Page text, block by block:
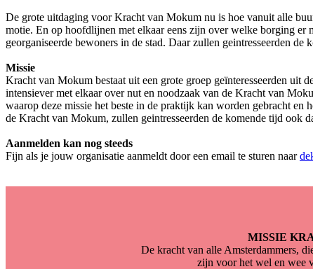
De grote uitdaging voor Kracht van Mokum nu is hoe vanuit alle
motie. En op hoofdlijnen met elkaar eens zijn over welke borging
georganiseerde bewoners in de stad. Daar zullen geintresseerden
Missie
Kracht van Mokum bestaat uit een grote groep geïnteresseerden uit
intensiever met elkaar over nut en noodzaak van de Kracht van
waarop deze missie het beste in de praktijk kan worden gebracht en
de Kracht van Mokum, zullen geintresseerden de komende tijd ook
Aanmelden kan nog steeds
Fijn als je jouw organisatie aanmeldt door een email te sturen naar
MISSIE
De kracht van alle Amsterdammers,
zijn voor het wel en wee